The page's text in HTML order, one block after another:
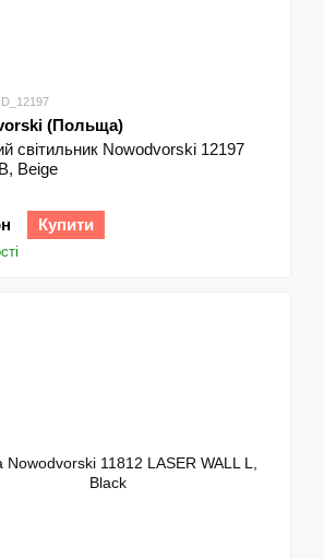
світлом і
(Польща)
світильник Nowodvorski 12197
Beige
Купити